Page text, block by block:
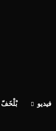
فيديو بْلْخَفّ